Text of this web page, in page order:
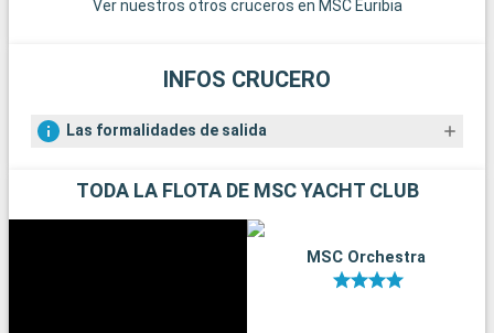
Ver nuestros otros cruceros en MSC Euribia
INFOS CRUCERO
Las formalidades de salida
TODA LA FLOTA DE MSC YACHT CLUB
MSC Orchestra